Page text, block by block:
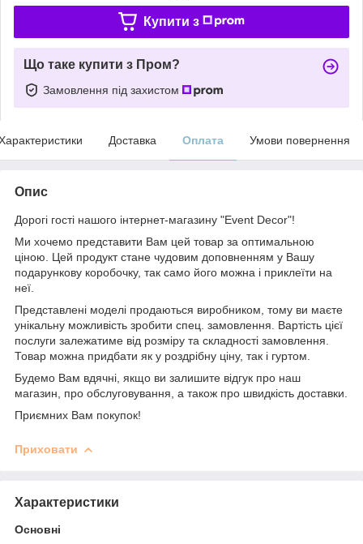
Купити з
Що таке купити з Пром?
Замовлення під захистом
Доставка Оплата Умови повернення
Опис
Дорогі гості нашого інтернет-магазину "Event Decor"!
Ми хочемо представити Вам цей товар за оптимальною
ціною. Цей продукт стане чудовим доповненням у Вашу
подарункову коробочку, так само його можна і приклеїти на
неї.
Представлені моделі продаються виробником, тому ви маєте
унікальну можливість зробити спец. замовлення. Вартість цієї
послуги залежатиме від розміру та складності замовлення.
Товар можна придбати як у роздрібну ціну, так і гуртом.
Будемо Вам вдячні, якщо ви залишите відгук про наш
магазин, про обслуговування, а також про швидкість доставки.
Приємних Вам покупок!
Приховати
Характеристики
Основні